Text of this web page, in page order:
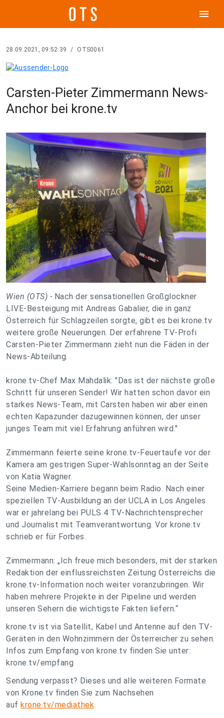
menu
28.09.2021, 09:52:39 / OTS0061
Carsten-Pieter Zimmermann News-
Anchor bei krone.tv
Wien (OTS) - Nach der sensationellen Großglockner
LIVE-Besteigung mit Andreas Gabalier, die in ganz
Österreich für Schlagzeilen sorgte, gibt es bei krone.tv
weitere große Neuerungen. Der erfahrene TV-Profi
Carsten-Pieter Zimmermann zieht nun die Fäden in der
News-Abteilung.
krone.tv-Chef Max Mahdalik: "Das ist der nächste große
Schritt für unseren Sender! Wir hatten schon davor ein
starkes News-Team, mit Carsten haben wir aber einen
echten Kapazunder dazugewinnen können, der unser
junges Team mit viel Erfahrung anführen wird."
Zimmermann feierte seine krone.tv-Feuertaufe vor der
Kamera am gestrigen Super-Wahlsonntag an der Seite
von Katia Wagner.
Seine Medien-Karriere begann beim Radio. Nach einer
speziellen TV-Ausbildung an der UCLA in Los Angeles
war er jahrelang bei PULS 4 TV-Nachrichtensprecher
und Journalist mit Teamverantwortung. Vor krone.tv
schrieb er für Forbes.
Zimmermann: „Ich freue mich besonders, mit der starken
Redaktion der einflussreichsten Zeitung Österreichs die
krone.tv-Information noch weiter voranzubringen. Wir
haben mehrere Projekte in der Pipeline und werden
unseren Sehern die wichtigste Fakten liefern.“
krone.tv ist via Satellit, Kabel und Antenne auf den TV-
Geräten in den Wohnzimmern der Österreicher zu sehen.
Infos zum Empfang von krone.tv finden Sie unter:
krone.tv/empfang
Sendung verpasst? Dieses und alle weiteren Formate
von Krone.tv finden Sie zum Nachsehen
auf krone.tv/mediathek